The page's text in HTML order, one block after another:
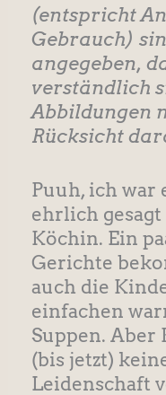
(entspricht
Gebrauch)
angegeben,
verständlich
Abbildungen
Rücksicht
Puuh, ich war
ehrlich
Köchin. Ein
Gerichte
auch die
einfachen
Suppen. Aber
(bis jetzt)
Leidenschaft